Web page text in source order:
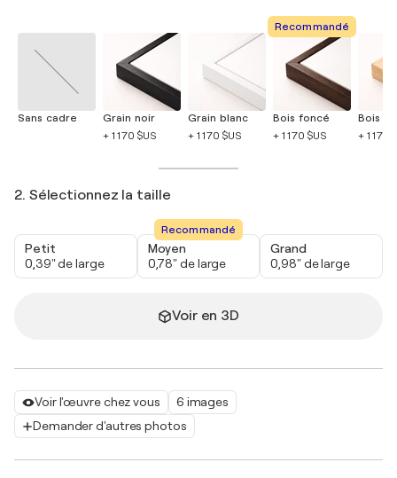
Voir l'œuvre chez vous
6 images
Demander d'autres photos
Sans cadre
Grain noir
+ 1 170 $US
Grain blanc
+ 1 170 $US
Recommandé
Bois foncé
+ 1 170 $US
Bois
+ 1 170
2. Sélectionnez la taille
Petit
0,39" de large
Recommandé
Moyen
0,78" de large
Grand
0,98" de large
Voir en 3D